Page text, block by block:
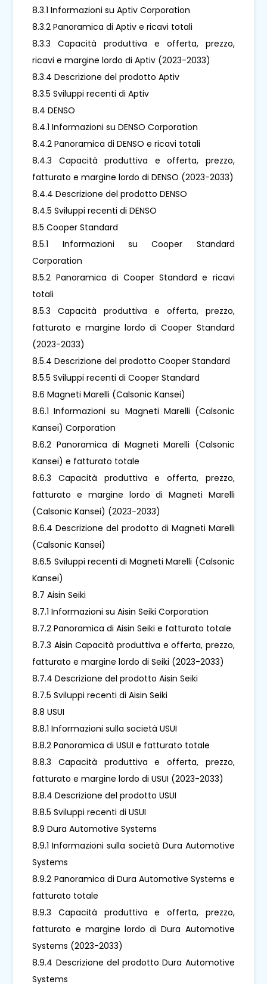
8.3.1 Informazioni su Aptiv Corporation
8.3.2 Panoramica di Aptiv e ricavi totali
8.3.3 Capacità produttiva e offerta, prezzo,
ricavi e margine lordo di Aptiv (2023-2033)
8.3.4 Descrizione del prodotto Aptiv
8.3.5 Sviluppi recenti di Aptiv
8.4 DENSO
8.4.1 Informazioni su DENSO Corporation
8.4.2 Panoramica di DENSO e ricavi totali
8.4.3 Capacità produttiva e offerta, prezzo,
fatturato e margine lordo di DENSO (2023-2033)
8.4.4 Descrizione del prodotto DENSO
8.4.5 Sviluppi recenti di DENSO
8.5 Cooper Standard
8.5.1 Informazioni su Cooper Standard
Corporation
8.5.2 Panoramica di Cooper Standard e ricavi
totali
8.5.3 Capacità produttiva e offerta, prezzo,
fatturato e margine lordo di Cooper Standard
(2023-2033)
8.5.4 Descrizione del prodotto Cooper Standard
8.5.5 Sviluppi recenti di Cooper Standard
8.6 Magneti Marelli (Calsonic Kansei)
8.6.1 Informazioni su Magneti Marelli (Calsonic
Kansei) Corporation
8.6.2 Panoramica di Magneti Marelli (Calsonic
Kansei) e fatturato totale
8.6.3 Capacità produttiva e offerta, prezzo,
fatturato e margine lordo di Magneti Marelli
(Calsonic Kansei) (2023-2033)
8.6.4 Descrizione del prodotto di Magneti Marelli
(Calsonic Kansei)
8.6.5 Sviluppi recenti di Magneti Marelli (Calsonic
Kansei)
8.7 Aisin Seiki
8.7.1 Informazioni su Aisin Seiki Corporation
8.7.2 Panoramica di Aisin Seiki e fatturato totale
8.7.3 Aisin Capacità produttiva e offerta, prezzo,
fatturato e margine lordo di Seiki (2023-2033)
8.7.4 Descrizione del prodotto Aisin Seiki
8.7.5 Sviluppi recenti di Aisin Seiki
8.8 USUI
8.8.1 Informazioni sulla società USUI
8.8.2 Panoramica di USUI e fatturato totale
8.8.3 Capacità produttiva e offerta, prezzo,
fatturato e margine lordo di USUI (2023-2033)
8.8.4 Descrizione del prodotto USUI
8.8.5 Sviluppi recenti di USUI
8.9 Dura Automotive Systems
8.9.1 Informazioni sulla società Dura Automotive
Systems
8.9.2 Panoramica di Dura Automotive Systems e
fatturato totale
8.9.3 Capacità produttiva e offerta, prezzo,
fatturato e margine lordo di Dura Automotive
Systems (2023-2033)
8.9.4 Descrizione del prodotto Dura Automotive
Systems